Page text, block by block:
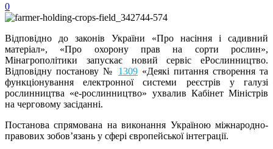
0
Відповідно до законів України «Про насіння і садивний
матеріал», «Про охорону прав на сорти рослин»,
Мінагрополітики запускає новий сервіс еРослинництво.
Відповідну постанову № 1309 «Деякі питання створення та
функціонування електронної системи реєстрів у галузі
рослинництва «е-рослинництво» ухвалив Кабінет Міністрів
на черговому засіданні.
Постанова спрямована на виконання Україною міжнародно-
правових зобов’язань у сфері європейської інтеграції.